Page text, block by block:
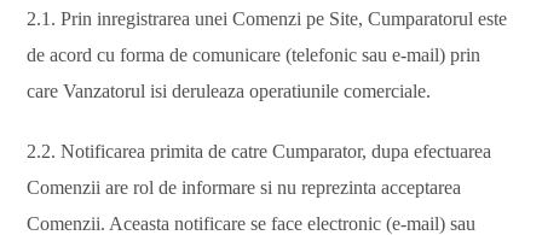
2.1. Prin inregistrarea unei Comenzi pe Site, Cumparatorul este
de acord cu forma de comunicare (telefonic sau e-mail) prin
care Vanzatorul isi deruleaza operatiunile comerciale.
2.2. Notificarea primita de catre Cumparator, dupa efectuarea
Comenzii are rol de informare si nu reprezinta acceptarea
Comenzii. Aceasta notificare se face electronic (e-mail) sau